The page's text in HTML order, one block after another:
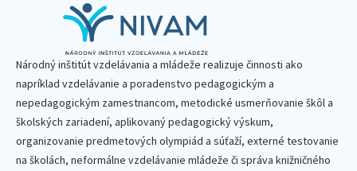
Národný inštitút vzdelávania a mládeže realizuje činnosti ako
napríklad vzdelávanie a poradenstvo pedagogickým a
nepedagogickým zamestnancom, metodické usmerňovanie škôl a
školských zariadení, aplikovaný pedagogický výskum,
organizovanie predmetových olympiád a súťaží, externé testovanie
na školách, neformálne vzdelávanie mládeže či správa knižničného